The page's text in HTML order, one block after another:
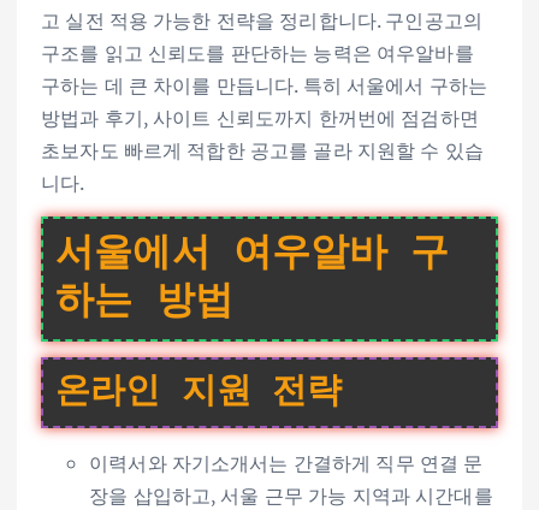
고 실전 적용 가능한 전략을 정리합니다. 구인공고의
구조를 읽고 신뢰도를 판단하는 능력은 여우알바를
구하는 데 큰 차이를 만듭니다. 특히 서울에서 구하는
방법과 후기, 사이트 신뢰도까지 한꺼번에 점검하면
초보자도 빠르게 적합한 공고를 골라 지원할 수 있습
니다.
서울에서 여우알바 구
하는 방법
온라인 지원 전략
이력서와 자기소개서는 간결하게 직무 연결 문
장을 삽입하고, 서울 근무 가능 지역과 시간대를